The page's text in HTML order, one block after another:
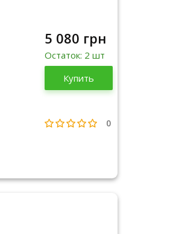
Португалия
2025
5 080 грн
Остаток: 2 шт
Купить
0